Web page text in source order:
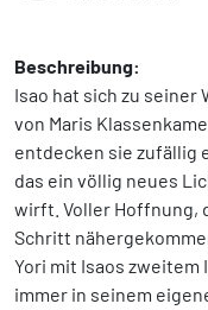
Beschreibung:
Isao hat sich zu seiner
von Maris
entdecken sie zufällig
das ein völlig neues
wirft. Voller Hoffnung,
Schritt
Yori mit Isaos zweitem
immer in seinem